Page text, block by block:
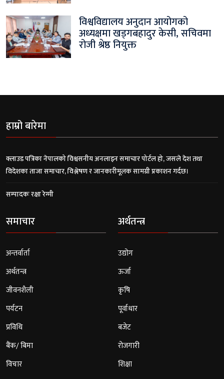
विश्वविद्यालय अनुदान आयोगको
अध्यक्षमा खड्गबहादुर केसी, सचिवमा
रोजी श्रेष्ठ नियुक्त
हाम्रो बारेमा
क्लाउड पत्रिका नेपालको विश्वसनीय अनलाइन समाचार पोर्टल हो, जसले देश तथा
विदेशका ताजा समाचार, विश्लेषण र जानकारीमूलक सामग्री प्रकाशन गर्दछ।
सम्पादकः रक्षा रेग्मी
समाचार
अन्तर्वार्ता
अर्थतन्त्र
जीवनशैली
पर्यटन
प्रविधि
बैंक/ बिमा
विचार
अर्थतन्त्र
उद्योग
ऊर्जा
कृषि
पूर्वाधार
बजेट
रोजगारी
शिक्षा